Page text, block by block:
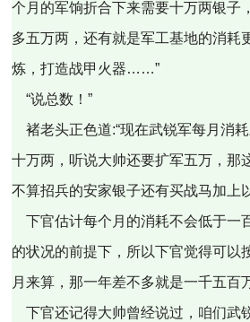
个月的军饷折合下来需要十万两银子
多五万两，还有就是军工基地的消耗
炼，打造战甲火器……”
“说总数！”
褚老头正色道:“现在武锐军每月消
十万两，听说大帅还要扩军五万，那
不算招兵的安家银子还有买战马加
下官估计每个月的消耗不会低于一
的状况的前提下，所以下官觉得可以
月来算，那一年差不多就是一千五百
下官还记得大帅曾经说过，咱们武